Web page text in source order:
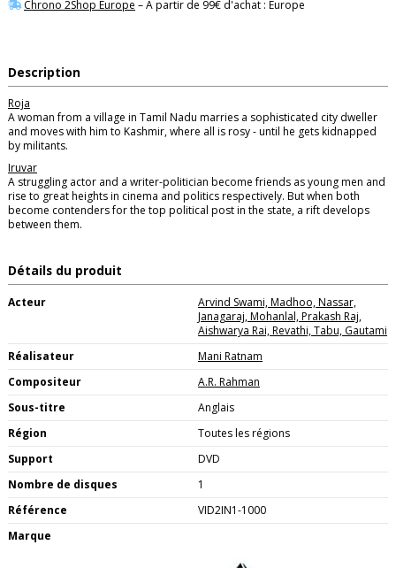
Chrono 2Shop Europe – À partir de 99€ d'achat : Europe
Description
Roja
A woman from a village in Tamil Nadu marries a sophisticated city dweller
and moves with him to Kashmir, where all is rosy - until he gets kidnapped
by militants.
Iruvar
A struggling actor and a writer-politician become friends as young men and
rise to great heights in cinema and politics respectively. But when both
become contenders for the top political post in the state, a rift develops
between them.
Détails du produit
Acteur
Arvind Swami, Madhoo, Nassar,
Janagaraj, Mohanlal, Prakash Raj,
Aishwarya Rai, Revathi, Tabu, Gautami
Réalisateur
Mani Ratnam
Compositeur
A.R. Rahman
Sous-titre
Anglais
Région
Toutes les régions
Support
DVD
Nombre de disques
1
Référence
VID2IN1-1000
Marque